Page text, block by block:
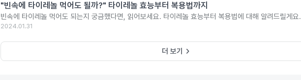
"빈속에 타이레놀 먹어도 될까?" 타이레놀 효능부터 복용법까지
빈속에 타이레놀 먹어도 되는지 궁금했다면, 읽어보세요. 타이레놀 효능부터 복용법에 대해 알려드릴게요.
2024.01.31
더 보기 keyboard_arrow_right